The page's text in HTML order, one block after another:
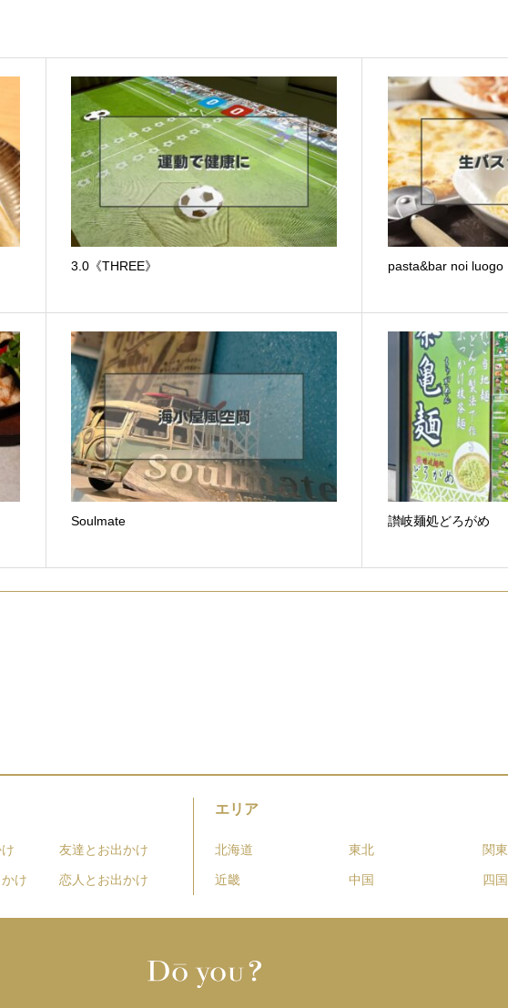
3.0《THREE》 pasta&bar noi luogo
Soulmate 讃岐麺処どろがめ
友達とお出かけ
け 恋人とお出かけ
エリア
北海道 東北 関東
近畿 中国 四国